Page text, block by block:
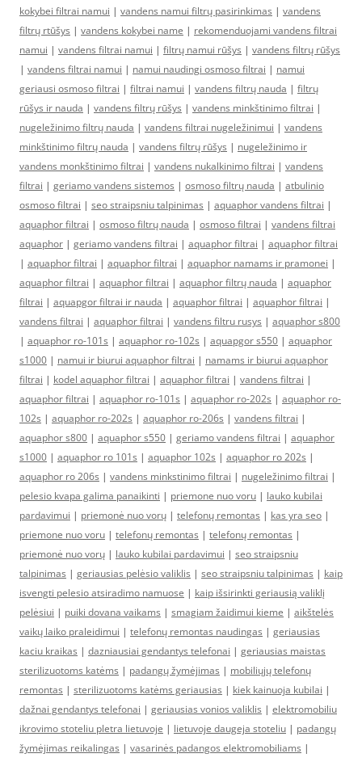
kokybei filtrai namui | vandens namui filtrų pasirinkimas | vandens
filtrų rtūšys | vandens kokybei name | rekomenduojami vandens filtrai
namui | vandens filtrai namui | filtrų namui rūšys | vandens filtrų rūšys
| vandens filtrai namui | namui naudingi osmoso filtrai | namui
geriausi osmoso filtrai | filtrai namui | vandens filtrų nauda | filtrų
rūšys ir nauda | vandens filtrų rūšys | vandens minkštinimo filtrai |
nugeležinimo filtrų nauda | vandens filtrai nugeležinimui | vandens
minkštinimo filtrų nauda | vandens filtrų rūšys | nugeležinimo ir
vandens monkštinimo filtrai | vandens nukalkinimo filtrai | vandens
filtrai | geriamo vandens sistemos | osmoso filtrų nauda | atbulinio
osmoso filtrai | seo straipsniu talpinimas | aquaphor vandens filtrai |
aquaphor filtrai | osmoso filtrų nauda | osmoso filtrai | vandens filtrai
aquaphor | geriamo vandens filtrai | aquaphor filtrai | aquaphor filtrai
| aquaphor filtrai | aquaphor filtrai | aquaphor namams ir pramonei |
aquaphor filtrai | aquaphor filtrai | aquaphor filtrų nauda | aquaphor
filtrai | aquapgor filtrai ir nauda | aquaphor filtrai | aquaphor filtrai |
vandens filtrai | aquaphor filtrai | vandens filtru rusys | aquaphor s800
| aquaphor ro-101s | aquaphor ro-102s | aquapgor s550 | aquaphor
s1000 | namui ir biurui aquaphor filtrai | namams ir biurui aquaphor
filtrai | kodel aquaphor filtrai | aquaphor filtrai | vandens filtrai |
aquaphor filtrai | aquaphor ro-101s | aquaphor ro-202s | aquaphor ro-
102s | aquaphor ro-202s | aquaphor ro-206s | vandens filtrai |
aquaphor s800 | aquaphor s550 | geriamo vandens filtrai | aquaphor
s1000 | aquaphor ro 101s | aquaphor 102s | aquaphor ro 202s |
aquaphor ro 206s | vandens minkstinimo filtrai | nugeležinimo filtrai |
pelesio kvapa galima panaikinti | priemone nuo voru | lauko kubilai
pardavimui | priemonė nuo vorų | telefonų remontas | kas yra seo |
priemone nuo voru | telefonų remontas | telefonų remontas |
priemonė nuo vorų | lauko kubilai pardavimui | seo straipsniu
talpinimas | geriausias pelėsio valiklis | seo straipsniu talpinimas | kaip
isvengti pelesio atsiradimo namuose | kaip išsirinkti geriausią valiklį
pelėsiui | puiki dovana vaikams | smagiam žaidimui kieme | aikštelės
vaikų laiko praleidimui | telefonų remontas naudingas | geriausias
kaciu kraikas | dazniausiai gendantys telefonai | geriausias maistas
sterilizuotoms katėms | padangų žymėjimas | mobiliųjų telefonų
remontas | sterilizuotoms katėms geriausias | kiek kainuoja kubilai |
dažnai gendantys telefonai | geriausias vonios valiklis | elektromobiliu
ikrovimo stoteliu pletra lietuvoje | lietuvoje daugeja stoteliu | padangų
žymėjimas reikalingas | vasarinės padangos elektromobiliams |